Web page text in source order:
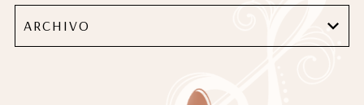
ARCHIVO